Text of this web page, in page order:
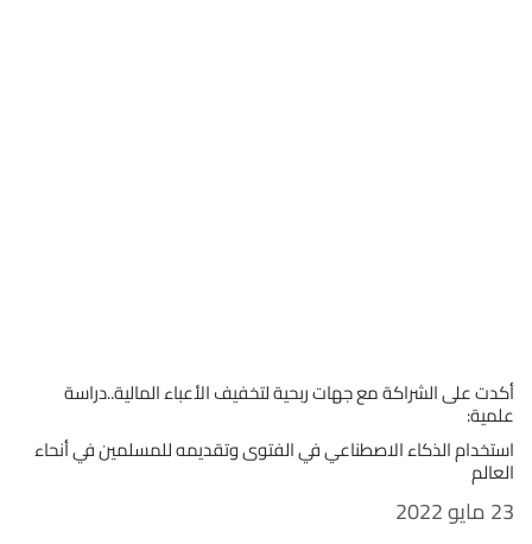
أكدت على الشراكة مع جهات ربحية لتخفيف الأعباء المالية..دراسة
علمية:
استخدام الذكاء الاصطناعي في الفتوى وتقديمه للمسلمين في أنحاء
العالم
23 مايو 2022